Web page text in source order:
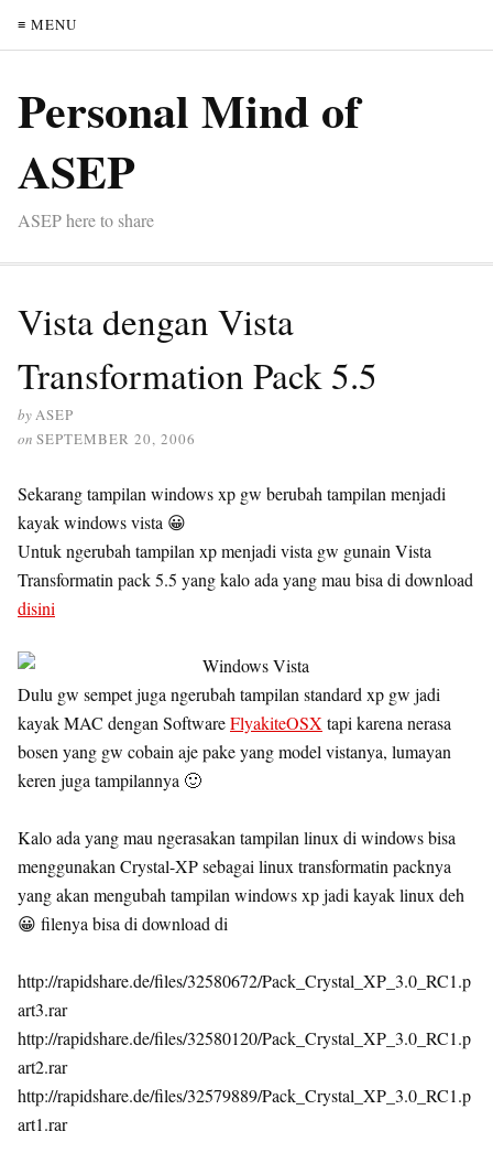
≡ MENU
Personal Mind of
ASEP
ASEP here to share
Vista dengan Vista
Transformation Pack 5.5
byASEP
on SEPTEMBER 20, 2006
Sekarang tampilan windows xp gw berubah tampilan menjadi
kayak windows vista 😀
Untuk ngerubah tampilan xp menjadi vista gw gunain Vista
Transformatin pack 5.5 yang kalo ada yang mau bisa di download
disini
Dulu gw sempet juga ngerubah tampilan standard xp gw jadi
kayak MAC dengan SoftwareFlyakiteOSX tapi karena nerasa
bosen yang gw cobain aje pake yang model vistanya, lumayan
keren juga tampilannya 🙂
Kalo ada yang mau ngerasakan tampilan linux di windows bisa
menggunakan Crystal-XP sebagai linux transformatin packnya
yang akan mengubah tampilan windows xp jadi kayak linux deh
😀 filenya bisa di download di
http://rapidshare.de/files/32580672/Pack_Crystal_XP_3.0_RC1.p
art3.rar
http://rapidshare.de/files/32580120/Pack_Crystal_XP_3.0_RC1.p
art2.rar
http://rapidshare.de/files/32579889/Pack_Crystal_XP_3.0_RC1.p
art1.rar